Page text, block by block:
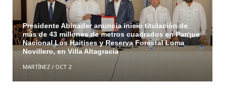
Presidente Abinader anuncia inicio titulación de
más de 43 millones de metros cuadrados en Parque
Nacional Los Haitises y Reserva Forestal Loma
Novillero, en Villa Altagracia
MARTÍNEZ/ OCT 2